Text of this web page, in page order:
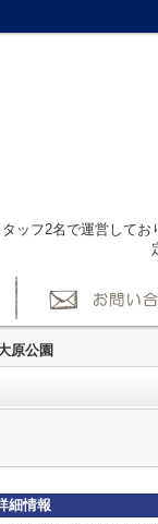
フ2名で運営してお
原公園
細情報